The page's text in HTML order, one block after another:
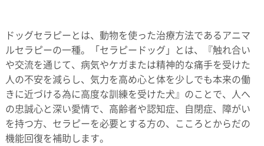
ドッグセラピーとは、動物を使った治療方法であるアニマ
ルセラピーの一種。「セラピードッグ」とは、『触れ合い
や交流を通じて、病気やケガまたは精神的な痛手を受けた
人の不安を減らし、気力を高め心と体を少しでも本来の働
きに近づける為に高度な訓練を受けた犬』のことで、人へ
の忠誠心と深い愛情で、高齢者や認知症、自閉症、障がい
を持つ方、セラピーを必要とする方の、こころとからだの
機能回復を補助します。